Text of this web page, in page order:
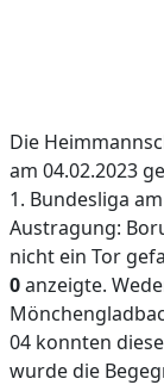
Die
am 04.02.2023
1. Bundesliga
Austragung:
nicht ein Tor
0anzeigte.
04 konnten
wurde die